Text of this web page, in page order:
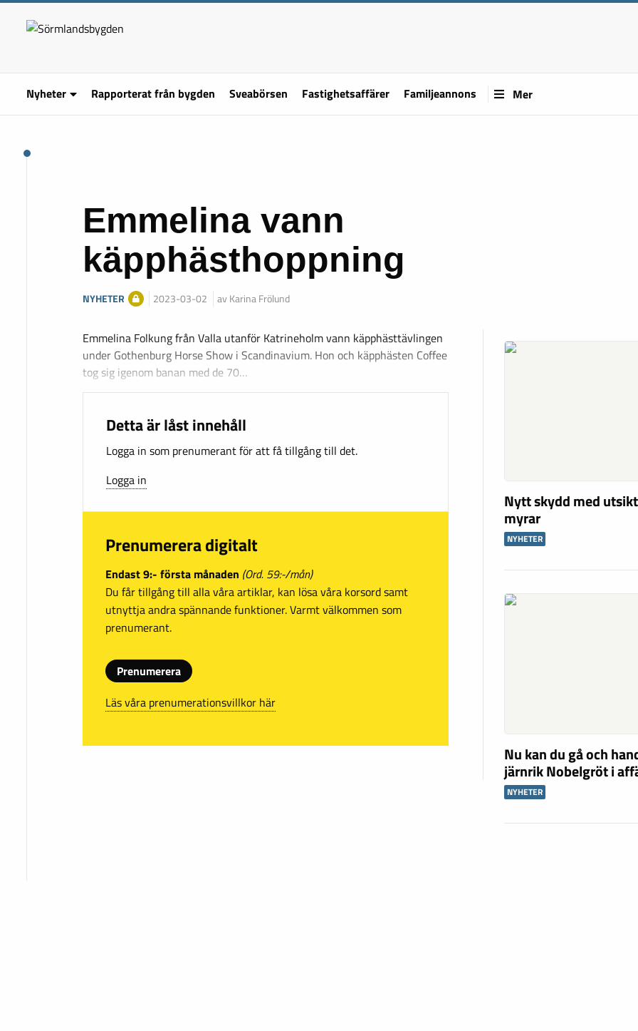
Nyheter Rapporterat från bygden Sveabörsen Fastighetsaffärer Familjeannons Mer
Emmelina vann
käpphästhoppning
NYHETER 2023-03-02 av Karina Frölund
Emmelina Folkung från Valla utanför Katrineholm vann käpphästtävlingen
under Gothenburg Horse Show i Scandinavium. Hon och käpphästen Coffee
tog sig igenom banan med de 70…
Detta är låst innehåll
Logga in som prenumerant för att få tillgång till det.
Logga in
Prenumerera digitalt
Endast 9:- första månaden (Ord. 59:-/mån)
Du får tillgång till alla våra artiklar, kan lösa våra korsord samt
utnyttja andra spännande funktioner. Varmt välkommen som
prenumerant.
Prenumerera
Läs våra prenumerationsvillkor här
Nytt skydd med
myrar
NYHETER
Nu kan du gå och
järnrik Nobelgröt i
NYHETER